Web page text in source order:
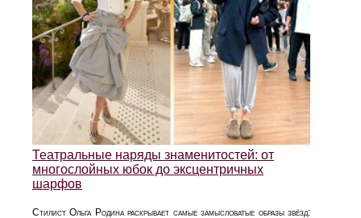
Театральные наряды знаменитостей: от
многослойных юбок до эксцентричных
шарфов
Стилист Ольга Родина раскрывает самые замысловатые образы звёзд: